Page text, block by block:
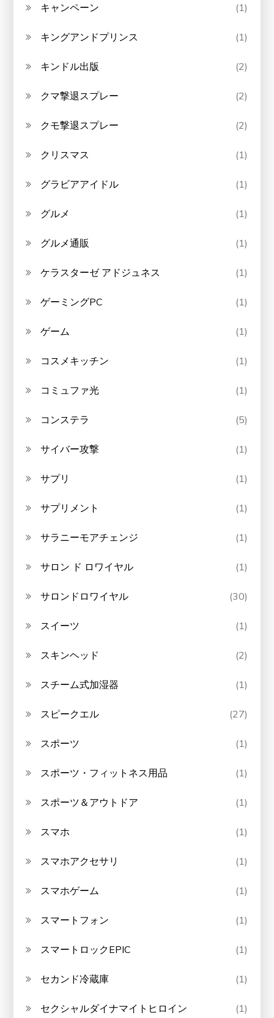
キャンペーン (1)
キングアンドプリンス (1)
キンドル出版 (2)
クマ撃退スプレー (2)
クモ撃退スプレー (2)
クリスマス (1)
グラビアアイドル (1)
グルメ (1)
グルメ通販 (1)
ケラスターゼ アドジュネス (1)
ゲーミングPC (1)
ゲーム (1)
コスメキッチン (1)
コミュファ光 (1)
コンステラ (5)
サイバー攻撃 (1)
サプリ (1)
サプリメント (1)
サラニーモアチェンジ (1)
サロン ド ロワイヤル (1)
サロンドロワイヤル (30)
スイーツ (1)
スキンヘッド (2)
スチーム式加湿器 (1)
スピークエル (27)
スポーツ (1)
スポーツ・フィットネス用品 (1)
スポーツ＆アウトドア (1)
スマホ (1)
スマホアクセサリ (1)
スマホゲーム (1)
スマートフォン (1)
スマートロックEPIC (1)
セカンド冷蔵庫 (1)
セクシャルダイナマイトヒロイン (1)